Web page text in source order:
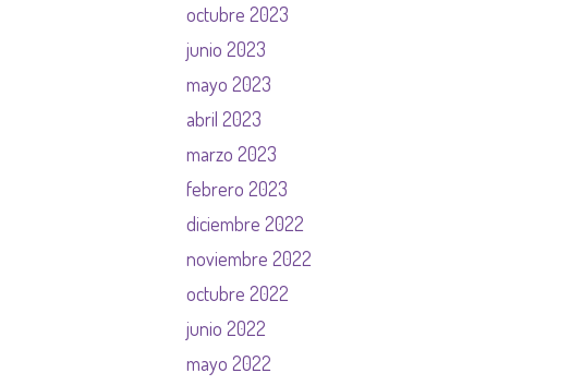
octubre 2023
junio 2023
mayo 2023
abril 2023
marzo 2023
febrero 2023
diciembre 2022
noviembre 2022
octubre 2022
junio 2022
mayo 2022